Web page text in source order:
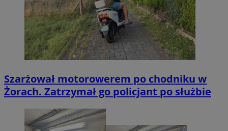
Szarżował motorowerem po chodniku w
Żorach. Zatrzymał go policjant po służbie